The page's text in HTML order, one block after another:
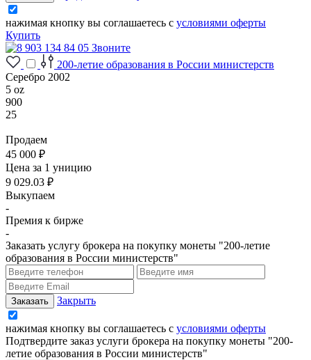
нажимая кнопку вы соглашаетесь с условиями оферты
Купить
Звоните
200-летие образования в России министерств
Серебро 2002
5 oz
900
25
Продаем
45 000 ₽
Цена за 1 уницию
9 029.03 ₽
Выкупаем
-
Премия к бирже
-
Заказать услугу брокера на покупку монеты "200-летие
образования в России министерств"
Закрыть
нажимая кнопку вы соглашаетесь с условиями оферты
Подтвердите заказ услуги брокера на покупку монеты "200-
летие образования в России министерств"